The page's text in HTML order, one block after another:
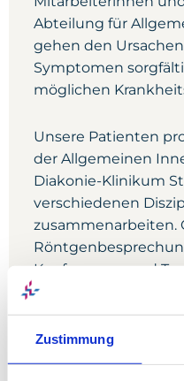
Zustimmung
Abteilung für
gehen den
Symptomen
möglichen
Unsere Patienten
der Allgemeinen
Diakonie-Klinikum
verschiedenen
zusammenarbeiten.
Konferenzen und
wichtig, damit wir
helfen können.